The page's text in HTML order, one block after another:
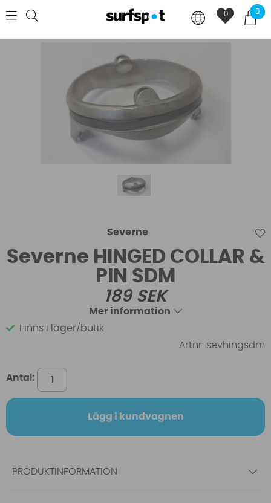
0
0
Severne
Severne HINGED COLLAR &
PIN SDM
189SEK
Mer information
Finns i lager/butik
Artnr: sevhingsdm
Antal:
Lägg i kundvagnen
PRODUKTINFORMATION